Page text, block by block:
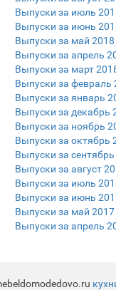
Выпуски за июль
Выпуски за июнь
Выпуски за май 2018
Выпуски за апрель
Выпуски за март
Выпуски за февраль
Выпуски за январь
Выпуски за декабрь
Выпуски за ноябрь
Выпуски за октябрь
Выпуски за
Выпуски за август
Выпуски за июль
Выпуски за июнь
Выпуски за май 2017
Выпуски за апрель